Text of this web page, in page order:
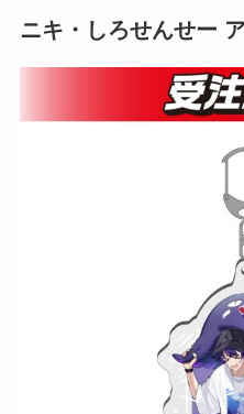
ニキ・しろせんせー